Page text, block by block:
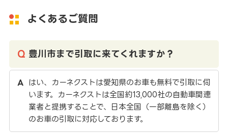
よくあるご質問
豊川市まで引取に来てくれますか？
はい、カーネクストは愛知県のお車も無料で引取に伺
います。カーネクストは全国約13,000社の自動車関連
業者と提携することで、日本全国（一部離島を除く）
のお車の引取に対応しております。